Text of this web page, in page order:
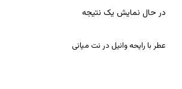
در حال نمایش یک نتیجه
عطر با رایحه وانیل در نت میانی